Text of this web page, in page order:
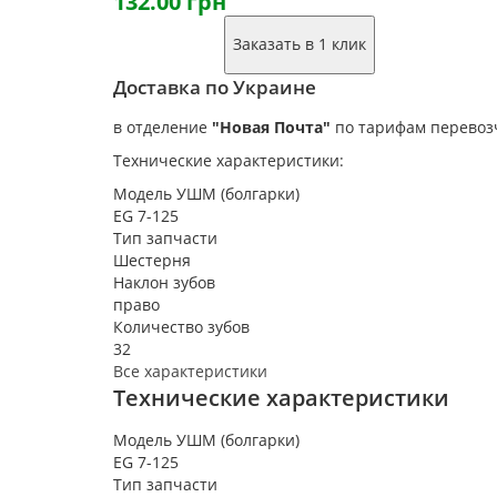
Заказать в 1 клик
Доставка по Украине
в отделение "Новая Почта" по тарифам
Технические характеристики:
Модель УШМ (болгарки)
EG 7-125
Тип запчасти
Шестерня
Наклон зубов
право
Количество зубов
32
Все характеристики
Технические характеристики
Модель УШМ (болгарки)
EG 7-125
Тип запчасти